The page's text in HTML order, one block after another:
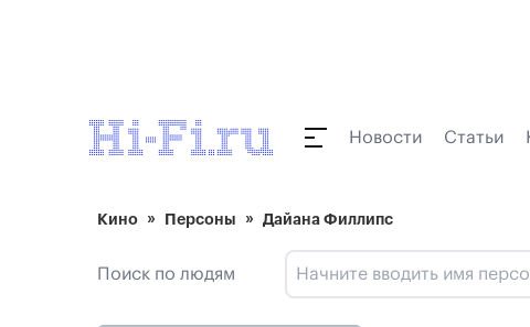
Новости Статьи
Кино Персоны Дайана Филлипс
Поиск по людям